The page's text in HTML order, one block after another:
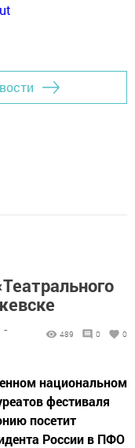
-
489 0 0
национальном
фестиваля
посетит
России в ПФО